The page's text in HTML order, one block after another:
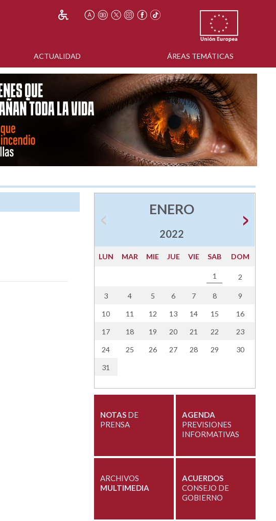
ACTUALIDAD ÁREAS TEMÁTICAS
ENERO
2022
LUN MAR MIE JUE VIE SAB DOM
1 2
3 4 5 6 7 8 9
10 11 12 13 14 15 16
17 18 19 20 21 22 23
24 25 26 27 28 29 30
31
NOTASDE
PRENSA
AGENDA
PREVISIONES
INFORMATIVAS
ARCHIVOS
MULTIMEDIA
ACUERDOS
CONSEJO DE
GOBIERNO